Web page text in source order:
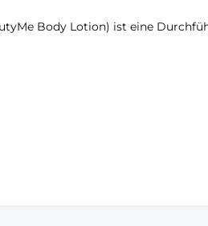
Body Lotion) ist eine